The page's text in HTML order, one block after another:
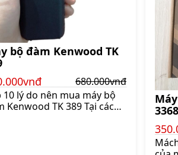
bộ đàm Kenwood TK
680.000vnđ
10 lý do nên mua máy bộ
Kenwood TK 389 Tại các
3368